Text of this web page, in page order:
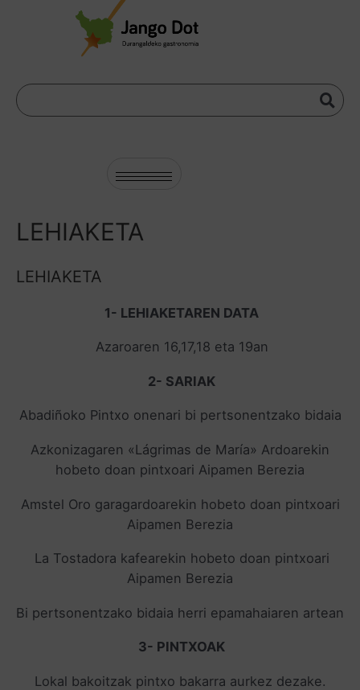
LEHIAKETA
LEHIAKETA
1- LEHIAKETAREN DATA
Azaroaren 16,17,18 eta 19an
2- SARIAK
Abadiñoko Pintxo onenari bi pertsonentzako bidaia
Azkonizagaren «Lágrimas de María» Ardoarekin
hobeto doan pintxoari Aipamen Berezia
Amstel Oro garagardoarekin hobeto doan pintxoari
Aipamen Berezia
La Tostadora kafearekin hobeto doan pintxoari
Aipamen Berezia
Bi pertsonentzako bidaia herri epamahaiaren artean
3- PINTXOAK
Lokal bakoitzak pintxo bakarra aurkez dezake.